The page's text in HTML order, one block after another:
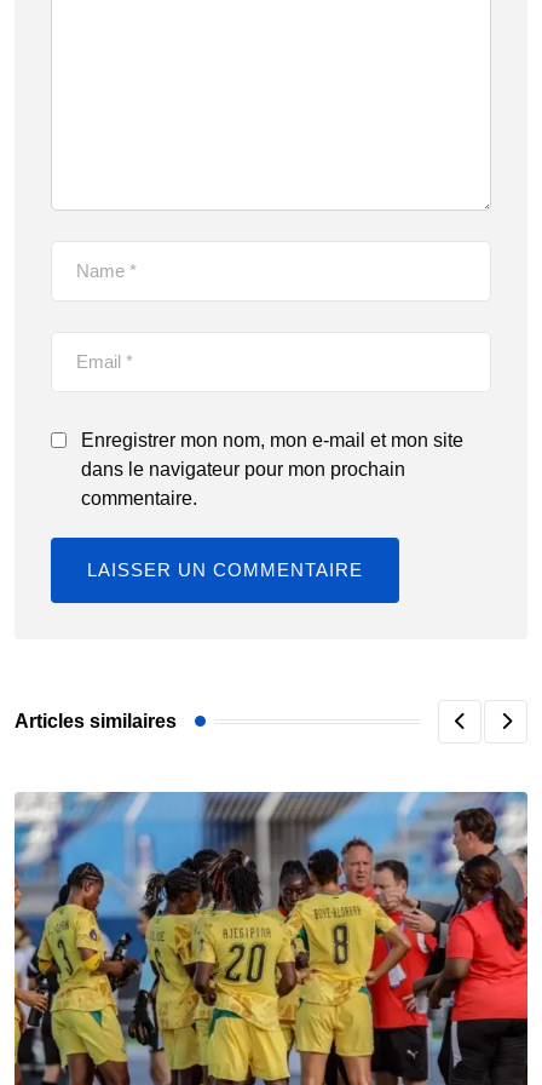
Enregistrer mon nom, mon e-mail et mon site
dans le navigateur pour mon prochain
commentaire.
Articles similaires